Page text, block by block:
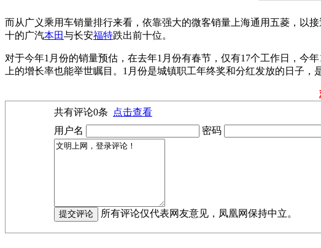
而从广义乘用车销量排行来看，依靠强大的微客销量上海通用五菱，以
十的广汽本田与长安福特跌出前十位。
对于今年1月份的销量预估，在去年1月份有春节，仅有17个工作日，今
上的增长率也能举世瞩目。1月份是城镇职工年终奖和分红发放的日子
共有评论0条
点击查看
用户名
密码
所有评论仅代表网友意见，凤凰网保持中立。